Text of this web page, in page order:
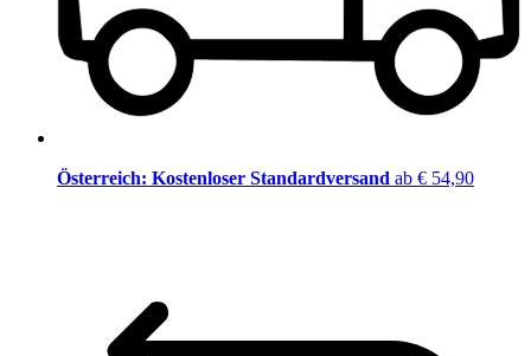
Österreich: Kostenloser Standardversand ab € 54,90